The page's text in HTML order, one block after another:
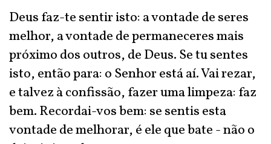
Deus faz-te sentir isto: a vontade de seres
melhor, a vontade de permaneceres mais
próximo dos outros, de Deus. Se tu sentes
isto, então para: o Senhor está aí. Vai rezar,
e talvez à confissão, fazer uma limpeza: faz
bem. Recordai-vos bem: se sentis esta
vontade de melhorar, é ele que bate - não o